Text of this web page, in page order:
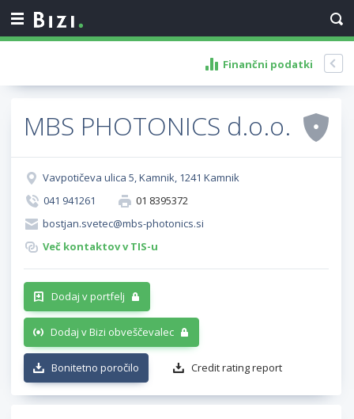
Finančni podatki
MBS PHOTONICS d.o.o.
Vavpotičeva ulica 5, Kamnik, 1241 Kamnik
041 941261
01 8395372
bostjan.svetec@mbs-photonics.si
Več kontaktov v TIS-u
Dodaj v portfelj
Dodaj v Bizi obveščevalec
Bonitetno poročilo Credit rating report